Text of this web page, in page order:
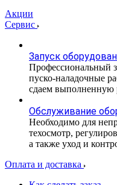
Акции
Сервис
Запуск
Профессиональный
пуско-наладочные
сдаем выполненную
Обслуживание
Необходимо для
техосмотр,
а также уход и
Оплата и доставка